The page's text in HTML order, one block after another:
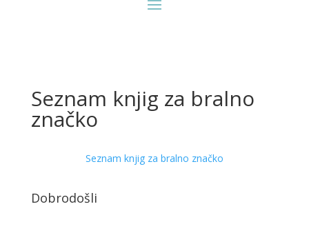
Seznam knjig za bralno
značko
Seznam knjig za bralno značko
Dobrodošli